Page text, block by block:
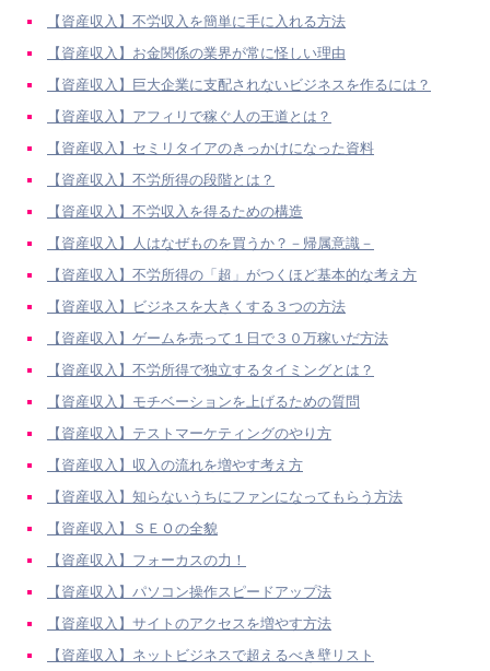
【資産収入】不労収入を簡単に手に入れる方法
【資産収入】お金関係の業界が常に怪しい理由
【資産収入】巨大企業に支配されないビジネスを作るには？
【資産収入】アフィリで稼ぐ人の王道とは？
【資産収入】セミリタイアのきっかけになった資料
【資産収入】不労所得の段階とは？
【資産収入】不労収入を得るための構造
【資産収入】人はなぜものを買うか？－帰属意識－
【資産収入】不労所得の「超」がつくほど基本的な考え方
【資産収入】ビジネスを大きくする３つの方法
【資産収入】ゲームを売って１日で３０万稼いだ方法
【資産収入】不労所得で独立するタイミングとは？
【資産収入】モチベーションを上げるための質問
【資産収入】テストマーケティングのやり方
【資産収入】収入の流れを増やす考え方
【資産収入】知らないうちにファンになってもらう方法
【資産収入】ＳＥＯの全貌
【資産収入】フォーカスの力！
【資産収入】パソコン操作スピードアップ法
【資産収入】サイトのアクセスを増やす方法
【資産収入】ネットビジネスで超えるべき壁リスト